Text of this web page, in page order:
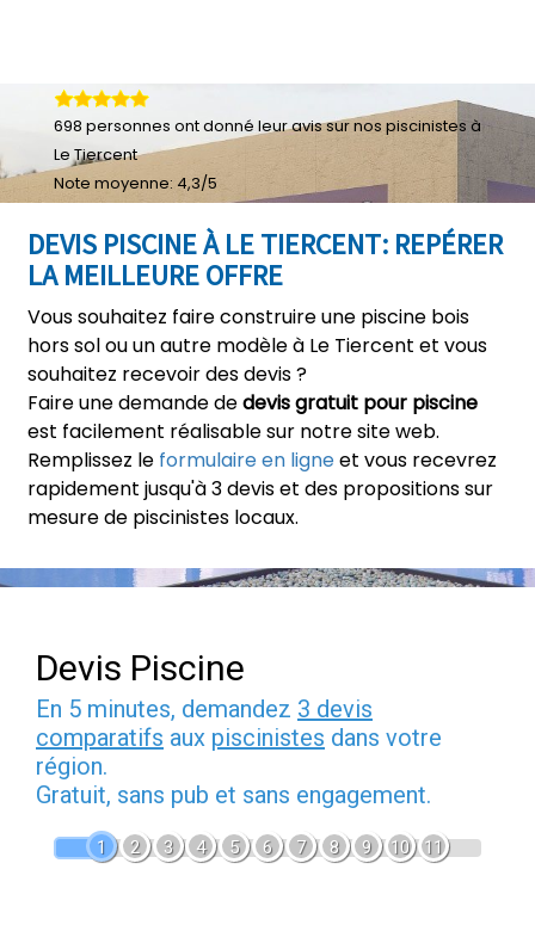
DEVIS PISCINE À LE TIERCENT: REPÉRER
LA MEILLEURE OFFRE
Vous souhaitez faire construire une piscine bois
hors sol ou un autre modèle à Le Tiercent et vous
souhaitez recevoir des devis ?
Faire une demande dedevis gratuit pour piscine
est facilement réalisable sur notre site web.
Remplissez le formulaire en ligneet vous recevrez
rapidement jusqu'à 3 devis et des propositions sur
mesure de piscinistes locaux.
698 personnes ont donné leuravis sur nos piscinistes à
Le Tiercent
Note moyenne: 4,3/5
Devis Piscine
En 5 minutes, demandez 3 devis
comparatifs aux piscinistes dans votre
région.
Gratuit, sans pub et sans engagement.
1 2 3 4 5 6 7 8 9 10 11